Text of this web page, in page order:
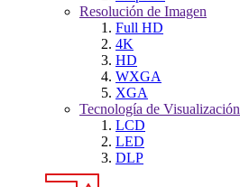
Resolución de Imagen
Full HD
4K
HD
WXGA
XGA
Tecnología de Visualización
LCD
LED
DLP